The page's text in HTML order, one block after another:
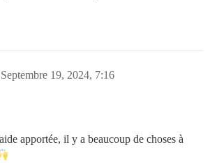
Septembre 19, 2024, 7:16
apportée, il y a beaucoup de choses à